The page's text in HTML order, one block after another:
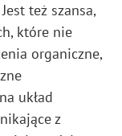
też szansa,
które nie
organiczne,
układ
z